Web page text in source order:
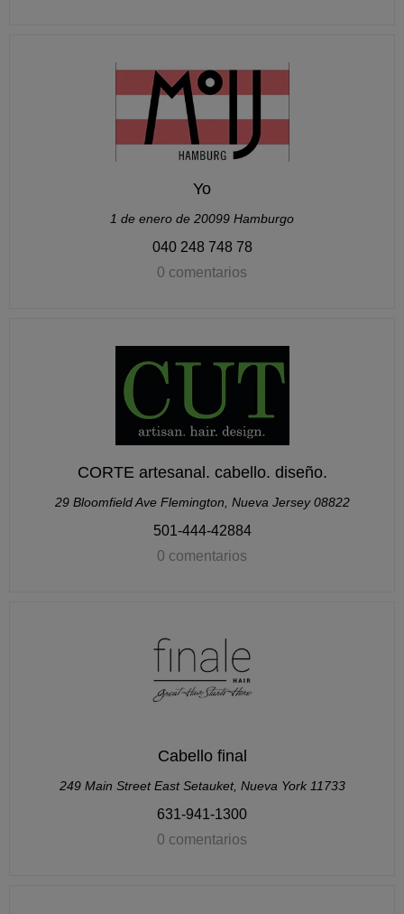
Yo
1 de enero de 20099 Hamburgo
040 248 748 78
0 comentarios
CORTE artesanal. cabello. diseño.
29 Bloomfield Ave Flemington, Nueva Jersey 08822
501-444-42884
0 comentarios
Cabello final
249 Main Street East Setauket, Nueva York 11733
631-941-1300
0 comentarios